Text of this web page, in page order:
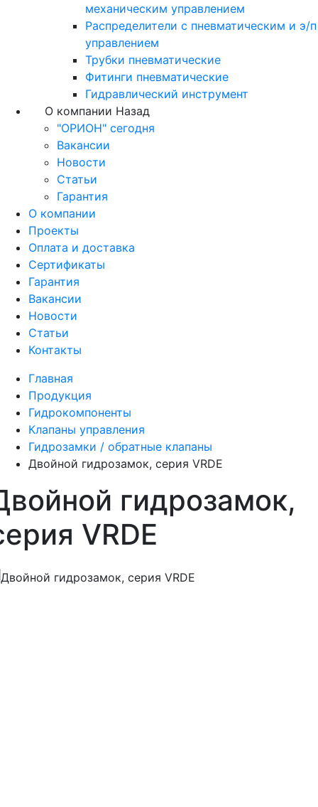
механическим управлением
Распределители с пневматическим и э/п
управлением
Трубки пневматические
Фитинги пневматические
Гидравлический инструмент
О компании Назад
"ОРИОН" сегодня
Вакансии
Новости
Статьи
Гарантия
О компании
Проекты
Оплата и доставка
Сертификаты
Гарантия
Вакансии
Новости
Статьи
Контакты
Главная
Продукция
Гидрокомпоненты
Клапаны управления
Гидрозамки / обратные клапаны
Двойной гидрозамок, серия VRDE
гидрозамок,
VRDE